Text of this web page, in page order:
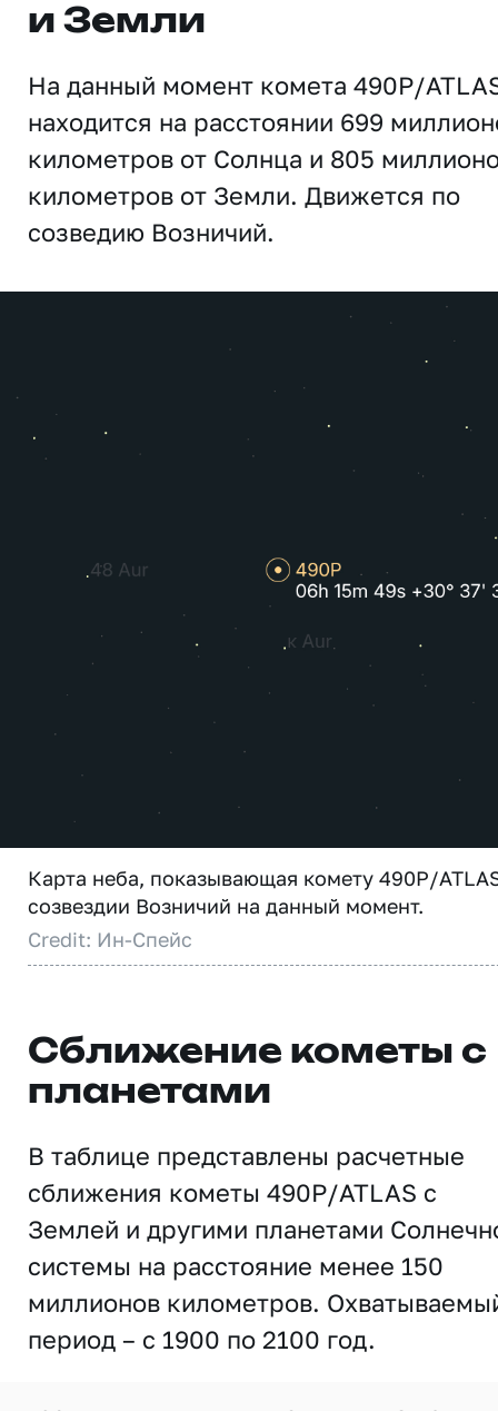
и Земли
На данный момент комета 490P/
находится на расстоянии 699
километров от Солнца и 805
километров от Земли. Движется по
созведию Возничий.
Карта неба, показывающая комету 490P/
созвездии Возничий на данный момент.
Credit: Ин-Спейс
Сближение кометы с
планетами
В таблице представлены расчетные
сближения кометы 490P/ATLAS с
Землей и другими планетами
системы на расстояние менее 150
миллионов километров.
период – с 1900 по 2100 год.